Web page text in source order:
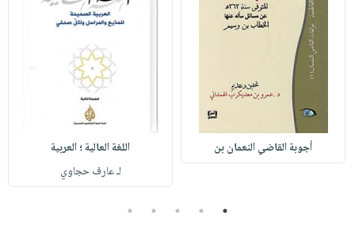
أجوبة القاضي النعمان بن
اللغة العالية ؛ العربية
لـ عارف حجاوي
1
2
3
4
5